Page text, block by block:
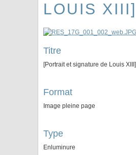
LOUIS XIII]
Titre
[Portrait et signature de Louis XIII]
Format
Image pleine page
Type
Enluminure